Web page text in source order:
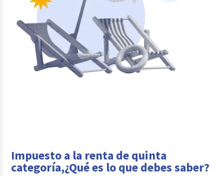
Impuesto a la renta de quinta
categoría,¿Qué es lo que debes saber?